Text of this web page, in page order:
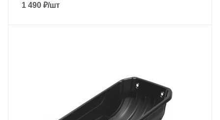
1 490 ₽/шт